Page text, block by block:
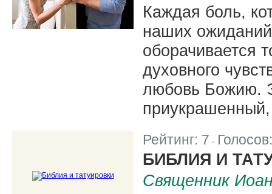
Каждая боль,
наших
оборачивается
духовного
любовь Божию.
Рейтинг: 7
БИБЛИЯ И
Священник